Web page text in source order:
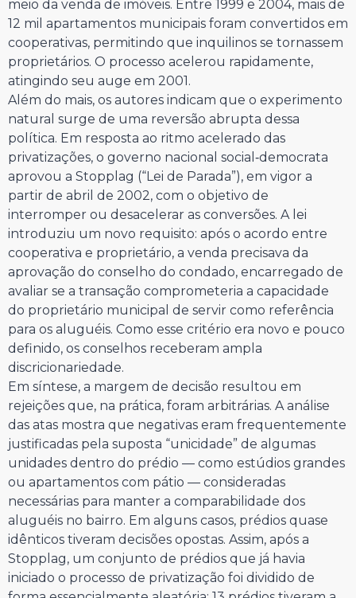
meio da venda de imóveis. Entre 1999 e 2004, mais de
12 mil apartamentos municipais foram convertidos em
cooperativas, permitindo que inquilinos se tornassem
proprietários. O processo acelerou rapidamente,
atingindo seu auge em 2001.
Além do mais, os autores indicam que o experimento
natural surge de uma reversão abrupta dessa
política. Em resposta ao ritmo acelerado das
privatizações, o governo nacional social‑democrata
aprovou a Stopplag (“Lei de Parada”), em vigor a
partir de abril de 2002, com o objetivo de
interromper ou desacelerar as conversões. A lei
introduziu um novo requisito: após o acordo entre
cooperativa e proprietário, a venda precisava da
aprovação do conselho do condado, encarregado de
avaliar se a transação comprometeria a capacidade
do proprietário municipal de servir como referência
para os aluguéis. Como esse critério era novo e pouco
definido, os conselhos receberam ampla
discricionariedade.
Em síntese, a margem de decisão resultou em
rejeições que, na prática, foram arbitrárias. A análise
das atas mostra que negativas eram frequentemente
justificadas pela suposta “unicidade” de algumas
unidades dentro do prédio — como estúdios grandes
ou apartamentos com pátio — consideradas
necessárias para manter a comparabilidade dos
aluguéis no bairro. Em alguns casos, prédios quase
idênticos tiveram decisões opostas. Assim, após a
Stopplag, um conjunto de prédios que já havia
iniciado o processo de privatização foi dividido de